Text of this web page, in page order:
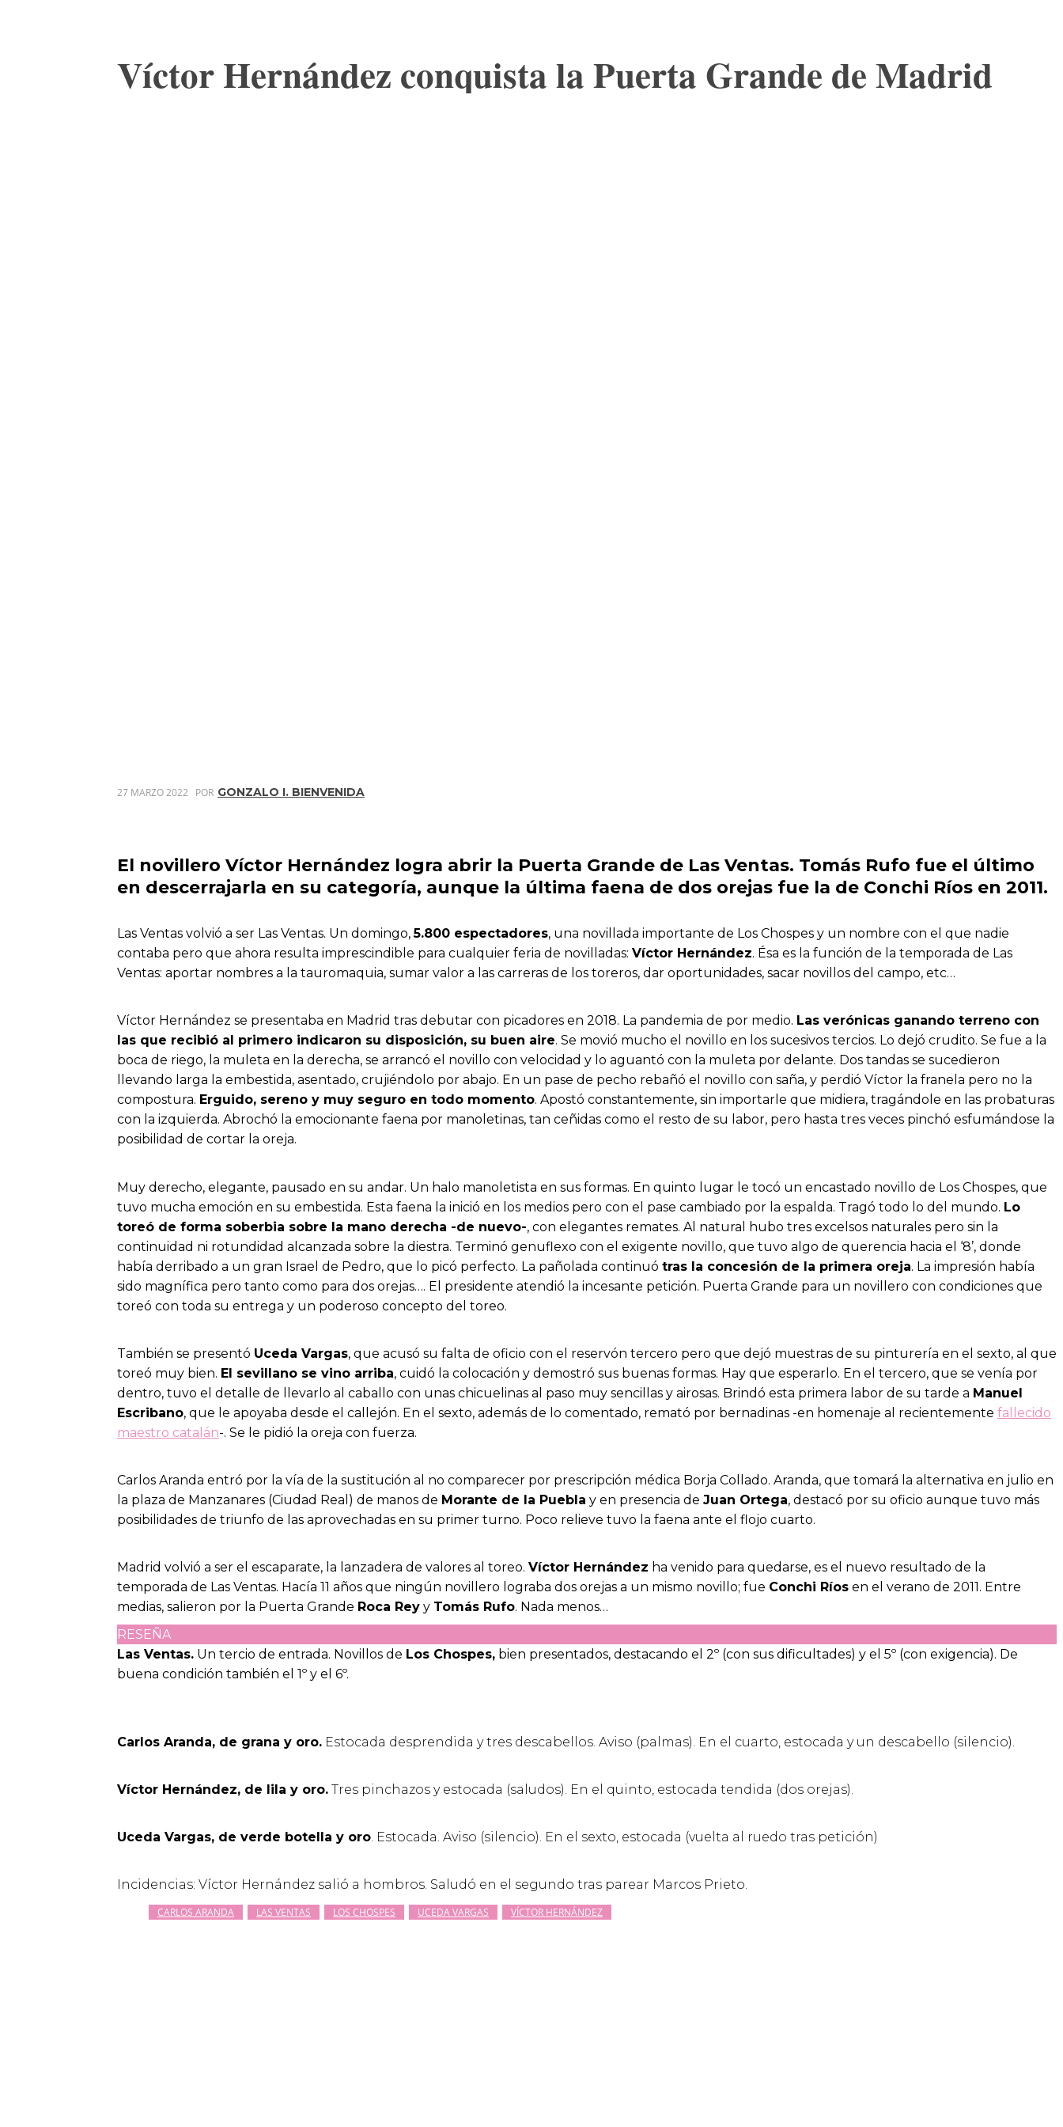
Víctor Hernández conquista la Puerta Grande de Madrid
27 MARZO 2022 POR GONZALO I. BIENVENIDA
El novillero Víctor Hernández logra abrir la Puerta Grande de Las Ventas. Tomás Rufo fue el último
en descerrajarla en su categoría, aunque la última faena de dos orejas fue la de Conchi Ríos en 2011.
Las Ventas volvió a ser Las Ventas. Un domingo,5.800 espectadores, una novillada importante de Los Chospes y un nombre con el que nadie
contaba pero que ahora resulta imprescindible para cualquier feria de novilladas: Víctor Hernández. Ésa es la función de la temporada de Las
Ventas: aportar nombres a la tauromaquia, sumar valor a las carreras de los toreros, dar oportunidades, sacar novillos del campo, etc…
Víctor Hernández se presentaba en Madrid tras debutar con picadores en 2018. La pandemia de por medio. Las verónicas ganando terreno con
las que recibió al primero indicaron su disposición, su buen aire. Se movió mucho el novillo en los sucesivos tercios. Lo dejó crudito. Se fue a la
boca de riego, la muleta en la derecha, se arrancó el novillo con velocidad y lo aguantó con la muleta por delante. Dos tandas se sucedieron
llevando larga la embestida, asentado, crujiéndolo por abajo. En un pase de pecho rebañó el novillo con saña, y perdió Víctor la franela pero no la
compostura. Erguido, sereno y muy seguro en todo momento. Apostó constantemente, sin importarle que midiera, tragándole en las probaturas
con la izquierda. Abrochó la emocionante faena por manoletinas, tan ceñidas como el resto de su labor, pero hasta tres veces pinchó esfumándose la
posibilidad de cortar la oreja.
Muy derecho, elegante, pausado en su andar. Un halo manoletista en sus formas. En quinto lugar le tocó un encastado novillo de Los Chospes, que
tuvo mucha emoción en su embestida. Esta faena la inició en los medios pero con el pase cambiado por la espalda. Tragó todo lo del mundo. Lo
toreó de forma soberbia sobre la mano derecha -de nuevo-, con elegantes remates. Al natural hubo tres excelsos naturales pero sin la
continuidad ni rotundidad alcanzada sobre la diestra. Terminó genuflexo con el exigente novillo, que tuvo algo de querencia hacia el ‘8’, donde
había derribado a un gran Israel de Pedro, que lo picó perfecto. La pañolada continuó tras la concesión de la primera oreja. La impresión había
sido magnífica pero tanto como para dos orejas…. El presidente atendió la incesante petición. Puerta Grande para un novillero con condiciones que
toreó con toda su entrega y un poderoso concepto del toreo.
También se presentó Uceda Vargas, que acusó su falta de oficio con el reservón tercero pero que dejó muestras de su pinturería en el sexto, al que
toreó muy bien. El sevillano se vino arriba, cuidó la colocación y demostró sus buenas formas. Hay que esperarlo. En el tercero, que se venía por
dentro, tuvo el detalle de llevarlo al caballo con unas chicuelinas al paso muy sencillas y airosas. Brindó esta primera labor de su tarde a Manuel
Escribano, que le apoyaba desde el callejón. En el sexto, además de lo comentado, remató por bernadinas -en homenaje al recientemente fallecido
maestro catalán-. Se le pidió la oreja con fuerza.
Carlos Aranda entró por la vía de la sustitución al no comparecer por prescripción médica Borja Collado. Aranda, que tomará la alternativa en julio en
la plaza de Manzanares (Ciudad Real) de manos de Morante de la Puebla y en presencia de Juan Ortega, destacó por su oficio aunque tuvo más
posibilidades de triunfo de las aprovechadas en su primer turno. Poco relieve tuvo la faena ante el flojo cuarto.
Madrid volvió a ser el escaparate, la lanzadera de valores al toreo. Víctor Hernández ha venido para quedarse, es el nuevo resultado de la
temporada de Las Ventas. Hacía 11 años que ningún novillero lograba dos orejas a un mismo novillo; fue Conchi Ríos en el verano de 2011. Entre
medias, salieron por la Puerta Grande Roca Rey y Tomás Rufo. Nada menos…
RESEÑA
Las Ventas. Un tercio de entrada. Novillos de Los Chospes, bien presentados, destacando el 2º (con sus dificultades) y el 5º (con exigencia). De
buena condición también el 1º y el 6º.
Carlos Aranda, de grana y oro. Estocada desprendida y tres descabellos. Aviso (palmas). En el cuarto, estocada y un descabello (silencio).
Víctor Hernández, de lila y oro. Tres pinchazos y estocada (saludos). En el quinto, estocada tendida (dos orejas).
Uceda Vargas, de verde botella y oro. Estocada. Aviso (silencio). En el sexto, estocada (vuelta al ruedo tras petición)
Incidencias: Víctor Hernández salió a hombros. Saludó en el segundo tras parear Marcos Prieto.
CARLOS ARANDA LAS VENTAS LOS CHOSPES UCEDA VARGAS VÍCTOR HERNÁNDEZ